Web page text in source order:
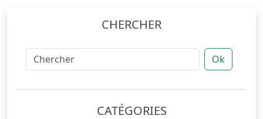
CHERCHER
Ok
CATÉGORIES